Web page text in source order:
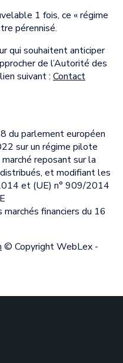
1 fois, ce « régime
pérennisé.
qui souhaitent anticiper
de l’Autorité des
suivant : Contact
du parlement européen
sur un régime pilote
reposant sur la
et modifiant les
et (UE) n° 909/2014
financiers du 16
© Copyright WebLex -